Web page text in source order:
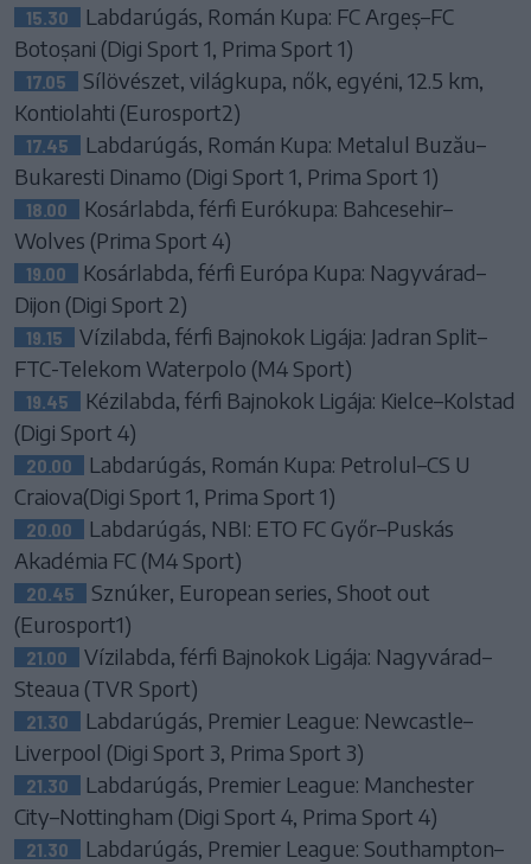
15.30
Labdarúgás, Román Kupa: FC Argeș–FC
Botoșani (Digi Sport 1, Prima Sport 1)
17.05
Sílövészet, világkupa, nők, egyéni, 12.5 km,
Kontiolahti (Eurosport2)
17.45
Labdarúgás, Román Kupa: Metalul Buzău–
Bukaresti Dinamo (Digi Sport 1, Prima Sport 1)
18.00
Kosárlabda, férfi Eurókupa: Bahcesehir–
Wolves (Prima Sport 4)
19.00
Kosárlabda, férfi Európa Kupa: Nagyvárad–
Dijon (Digi Sport 2)
19.15
Vízilabda, férfi Bajnokok Ligája: Jadran Split–
FTC-Telekom Waterpolo (M4 Sport)
19.45
Kézilabda, férfi Bajnokok Ligája: Kielce–Kolstad
(Digi Sport 4)
20.00
Labdarúgás, Román Kupa: Petrolul–CS U
Craiova(Digi Sport 1, Prima Sport 1)
20.00
Labdarúgás, NBI: ETO FC Győr–Puskás
Akadémia FC (M4 Sport)
20.45
Sznúker, European series, Shoot out
(Eurosport1)
21.00
Vízilabda, férfi Bajnokok Ligája: Nagyvárad–
Steaua (TVR Sport)
21.30
Labdarúgás, Premier League: Newcastle–
Liverpool (Digi Sport 3, Prima Sport 3)
21.30
Labdarúgás, Premier League: Manchester
City–Nottingham (Digi Sport 4, Prima Sport 4)
21.30
Labdarúgás, Premier League: Southampton–